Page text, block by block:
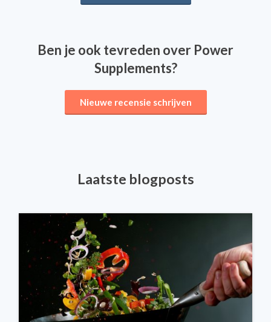
Ben je ook tevreden over Power
Supplements?
Nieuwe recensie schrijven
Laatste blogposts